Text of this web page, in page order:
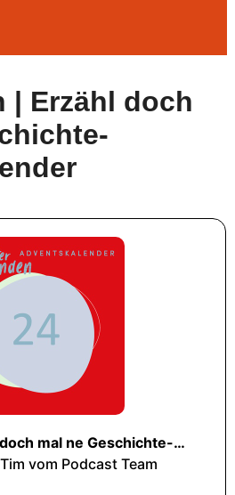
| Erzähl doch